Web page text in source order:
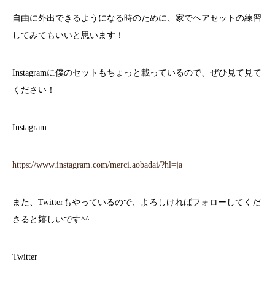
自由に外出できるようになる時のために、家でヘアセットの練習
してみてもいいと思います！
Instagramに僕のセットもちょっと載っているので、ぜひ見て見て
ください！
Instagram
https://www.instagram.com/merci.aobadai/?hl=ja
また、Twitterもやっているので、よろしければフォローしてくだ
さると嬉しいです^^
Twitter